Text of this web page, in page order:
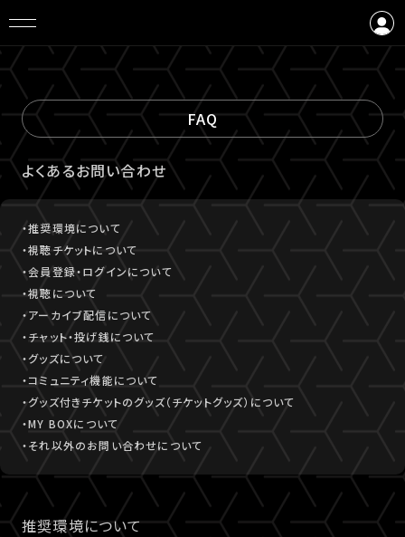
会員登録
FAQ
よくあるお問い合わせ
・推奨環境について
・視聴チケットについて
・会員登録・ログインについて
・視聴について
・アーカイブ配信について
・チャット・投げ銭について
・グッズについて
・コミュニティ機能について
・グッズ付きチケットのグッズ（チケットグッズ）について
・MY BOXについて
・それ以外のお問い合わせについて
推奨環境について